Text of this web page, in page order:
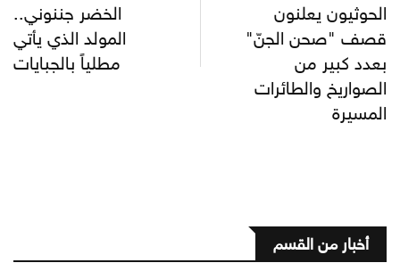
الحوثيون يعلنون
قصف "صحن الجنّ"
بعدد كبير من
الصواريخ والطائرات
المسيرة
الخضر جننوني..
المولد الذي يأتي
مطلياً بالجبايات
أخبار من القسم